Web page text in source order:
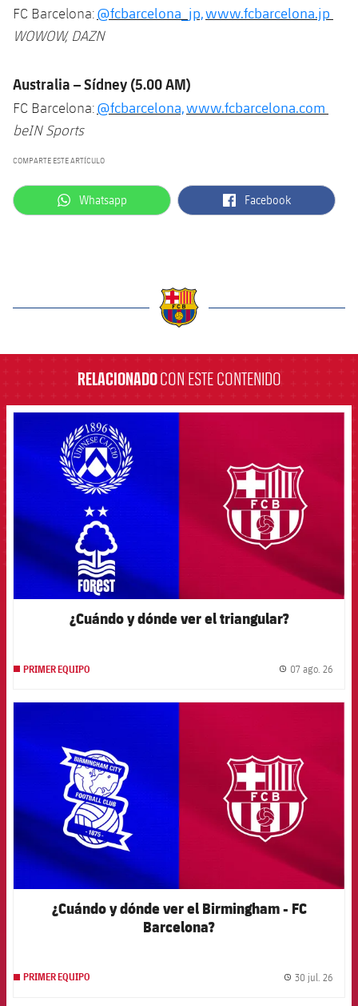
FC Barcelona:@fcbarcelona_jp,www.fcbarcelona.jp
WOWOW, DAZN
Australia – Sídney (5.00 AM)
FC Barcelona:@fcbarcelona,www.fcbarcelona.com
beIN Sports
COMPARTE ESTE ARTÍCULO
label.aria.whatsapp
Whatsapp label.aria.facebook
Facebook
RELACIONADOCON ESTE CONTENIDO
¿Cuándo y dónde ver el triangular?
PRIMER EQUIPO 07 ago. 26
¿Cuándo y dónde ver el Birmingham - FC
Barcelona?
PRIMER EQUIPO 30 jul. 26